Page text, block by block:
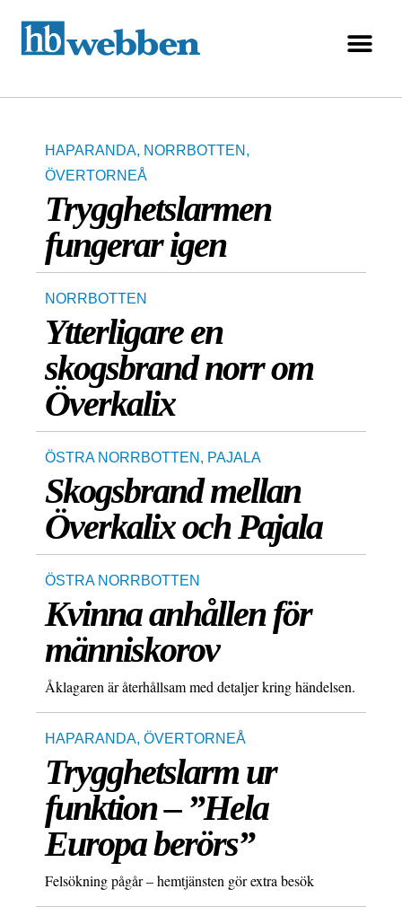
HAPARANDA, NORRBOTTEN ,
ÖVERTORNEÅ
Trygghetslarmen
fungerar igen
NORRBOTTEN
Ytterligare en
skogsbrand norr om
Överkalix
ÖSTRA NORRBOTTEN , PAJALA
Skogsbrand mellan
Överkalix och Pajala
ÖSTRA NORRBOTTEN
Kvinna anhållen för
människorov
Åklagaren är återhållsam med detaljer kring händelsen.
HAPARANDA, ÖVERTORNEÅ
Trygghetslarm ur
funktion – ”Hela
Europa berörs”
Felsökning pågår – hemtjänsten gör extra besök